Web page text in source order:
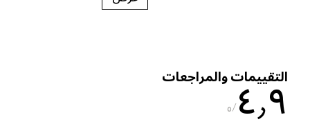
والمراجعات
٥